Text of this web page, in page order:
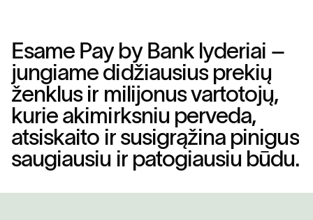
Esame Pay by Bank lyderiai –
jungiame didžiausius prekių
ženklus ir milijonusvartotojų,
kurie akimirksniu perveda,
atsiskaito ir susigrąžina pinigus
saugiausiu ir patogiausiu būdu.